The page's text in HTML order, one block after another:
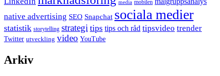
media mobilen
native advertising SEO Snapchat sociala medier
statistik storytelling strategi tips tips och råd tipsvideo trender
Twitter utveckling video YouTube
Arkiv